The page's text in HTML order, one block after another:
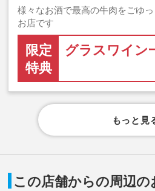
様々なお酒で最高の牛肉をごゆ
お店です
限定
特典
グラスワイン
もっと見
この店舗からの周辺の